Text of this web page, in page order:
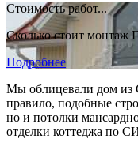
Стоимость работ...
Сколько стоит
Подробнее
Мы облицевали дом из
правило, подобные
но и потолки
отделки коттеджа по